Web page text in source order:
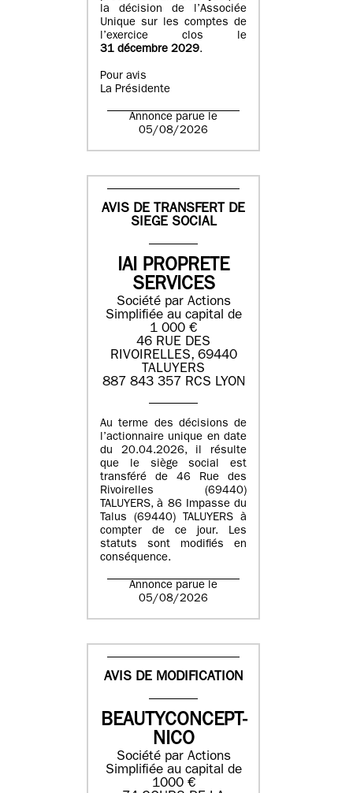
la décision de l’Associée
Unique sur les comptes de
l’exercice clos le
31 décembre 2029.
Pour avis
La Présidente
Annonce parue le
05/08/2026
AVIS DE TRANSFERT DE
SIEGE SOCIAL
IAI PROPRETE
SERVICES
Société par Actions
Simplifiée au capital de
1 000 €
46 RUE DES
RIVOIRELLES, 69440
TALUYERS
887 843 357 RCS LYON
Au terme des décisions de
l’actionnaire unique en date
du 20.04.2026, il résulte
que le siège social est
transféré de 46 Rue des
Rivoirelles (69440)
TALUYERS, à 86 Impasse du
Talus (69440) TALUYERS à
compter de ce jour. Les
statuts sont modifiés en
conséquence.
Annonce parue le
05/08/2026
AVIS DE MODIFICATION
BEAUTYCONCEPT-
NICO
Société par Actions
Simplifiée au capital de
1000 €